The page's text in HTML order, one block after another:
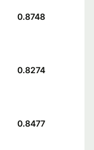
0.8748
0.8274
0.8477